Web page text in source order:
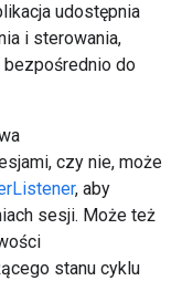
udostępnia
i sterowania,
bezpośrednio do
czy nie, może
, aby
sesji. Może też
stanu cyklu